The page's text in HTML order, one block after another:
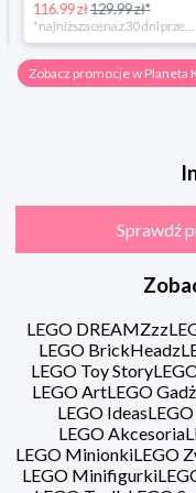
116.99 zł129.99 zł*
*najniższa cena z 30 dni przed obniżką
Zobacz promocje w Planeta
Sprawdź
LEGO DREAMZzz
LEGO BrickHeadz
LEGO Toy Story
LEGO ArtLEGO
LEGO Ideas
LEGO Akcesoria
LEGO MinionkiLEGO
LEGO Minifigurki